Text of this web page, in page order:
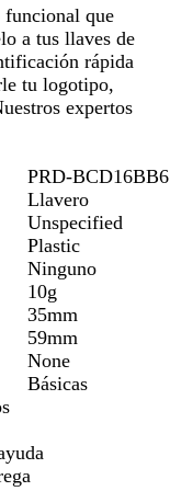
funcional que
a tus llaves de
rápida
tu logotipo,
expertos
PRD-BCD16BB6
Llavero
Unspecified
Plastic
Ninguno
10g
35mm
59mm
None
Básicas